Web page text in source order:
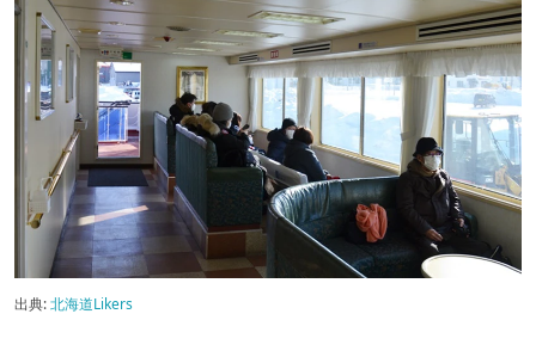
出典:北海道Likers